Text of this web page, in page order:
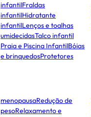
infantilFraldas
infantilHidratante
infantilLenços e toalhas
umidecidasTalco infantil
Praia e Piscina InfantilBóias
e brinquedosProtetores
menopausaRedução de
pesoRelaxamento e